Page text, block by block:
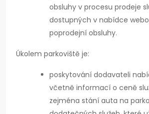
obsluhy v procesu prodeje
dostupných v nabídce
poprodejní obsluhy.
Úkolem parkoviště je:
poskytování dodavateli
včetně informací o ceně
zejména stání auta na